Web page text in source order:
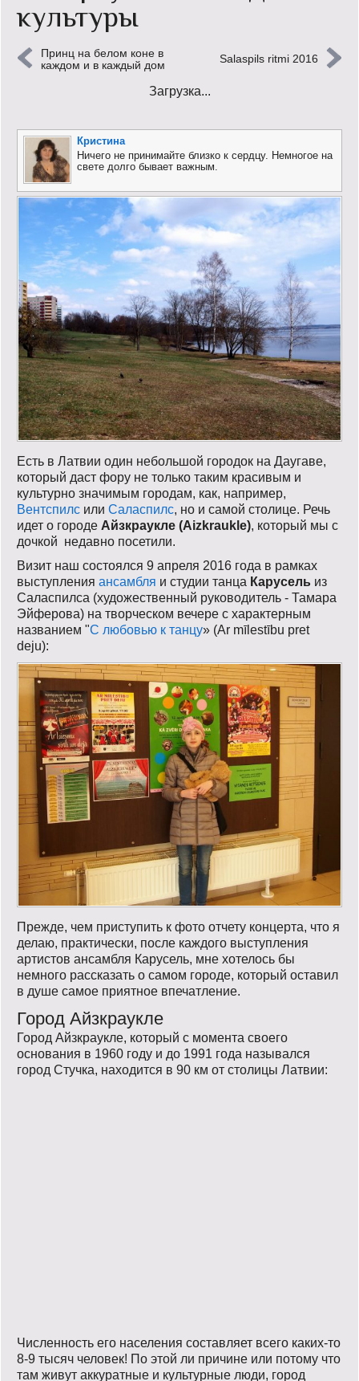
Кинообзор
Книгообзор
Логика
Поговорим?!
Риторика
Слово гостям
Философские размышления
Этот огромный мир!
Login
культуры
Принц на белом коне в
каждом и в каждый дом
Salaspils ritmi 2016
Загрузка...
Кристина
Ничего не принимайте близко к сердцу. Немногое на
свете долго бывает важным.
Есть в Латвии один небольшой городок на Даугаве,
который даст фору не только таким красивым и
культурно значимым городам, как, например,
Вентспилс или Саласпилс, но и самой столице. Речь
идет о городе Айзкраукле (Aizkraukle), который мы с
дочкой недавно посетили.
Визит наш состоялся 9 апреля 2016 года в рамках
выступления ансамбля и студии танца Карусель из
Саласпилса (художественный руководитель - Тамара
Эйферова) на творческом вечере с характерным
названием "С любовью к танцу» (Ar mīlestību pret
deju):
Прежде, чем приступить к фото отчету концерта, что я
делаю, практически, после каждого выступления
артистов ансамбля Карусель, мне хотелось бы
немного рассказать о самом городе, который оставил
в душе самое приятное впечатление.
Город Айзкраукле
Город Айзкраукле, который с момента своего
основания в 1960 году и до 1991 года назывался
город Стучка, находится в 90 км от столицы Латвии:
Численность его населения составляет всего каких-то
8-9 тысяч человек! По этой ли причине или потому что
там живут аккуратные и культурные люди, город